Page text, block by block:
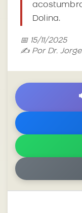
Dolina.
📅 15/11/2025
✍️ Por Dr.